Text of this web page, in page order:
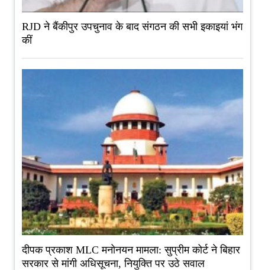
RJD ने बैंकीपुर उपचुनाव के बाद संगठन की सभी इकाइयां भंग
कीं
दीपक प्रकाश MLC मनोनयन मामला: सुप्रीम कोर्ट ने बिहार
सरकार से मांगी अधिसूचना, नियुक्ति पर उठे सवाल